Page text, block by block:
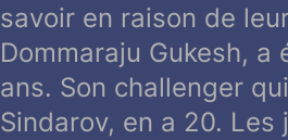
savoir en raison de
Dommaraju Gukesh, a
ans. Son challenger
Sindarov, en a 20.